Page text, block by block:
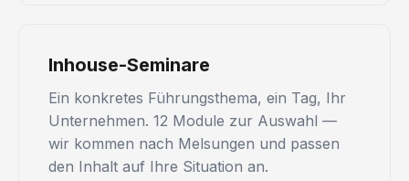
Inhouse-Seminare
Ein konkretes Führungsthema, ein Tag, Ihr
Unternehmen. 12 Module zur Auswahl —
wir kommen nach Melsungen und passen
den Inhalt auf Ihre Situation an.